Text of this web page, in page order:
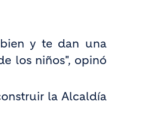
y te dan una
los niños", opinó
la Alcaldía